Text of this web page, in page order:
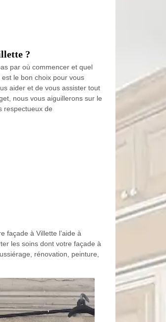
?
par où commencer et quel
le bon choix pour vous
aider et de vous assister tout
nous vous aiguillerons sur le
respectueux de
façade à Villette l’aide à
les soins dont votre façade à
rénovation, peinture,